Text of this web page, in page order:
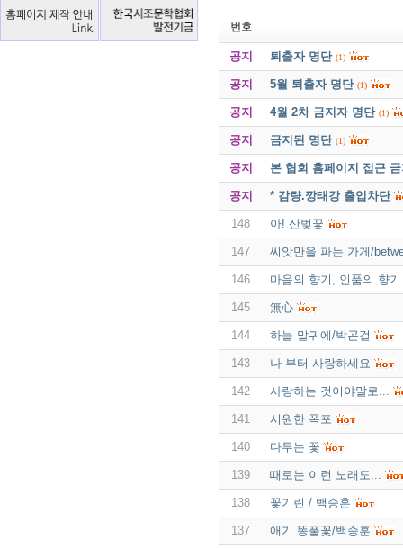
번호
공지 퇴출자 명단 (1)
공지 5월 퇴출자 명단 (1)
공지 4월 2차 금지자 명단 (1)
공지 금지된 명단 (1)
공지 본 협회 홈페이지 접근
공지 * 감량.깡태강 출입차단
148 아! 산벚꽃
147 씨앗만을 파는 가게/
146 마음의 향기, 인품의 향기
145 無心
144 하늘 말귀에/박곤걸
143 나 부터 사랑하세요
142 사랑하는 것이야말로...
141 시원한 폭포
140 다투는 꽃
139 때로는 이런 노래도...
138 꽃기린 / 백승훈
137 애기 똥풀꽃/백승훈